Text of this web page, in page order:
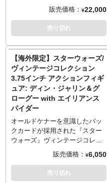
■スマートフォンでご予約の場合
はご予約後に別途内金のご案内
メールをお送りします。
品・キャンセルは一切受付でき
ません。
配信ドラマ『The
MANDALORIAN』から、主人公
の「マンドー」ディン・ジャリ
ンと「ザ・チャイルド」グロー
す。小脇に抱えられたグローグ
ーの手を見ると、マンドーの指
を握ろうとしているようなモー
ション。二人の絆が垣間見れる
ようなバストは、限定となって
います。
※この商品は入荷数の減数など
によりご予約をキャンセル頂く
場合や、分納での入荷となる場
合がございます。
販売価格： ¥22,000
売り切れ
【海外限定】スターウォーズ/
ヴィンテージコレクション
3.75インチ アクションフィギ
ュア: ディン・ジャリン＆グ
ローグー with エイリアンス
パイダー
オールドケナーを意識したバッ
クカードが採用された『スター
ウォーズ』ヴィンテージコレク
ションの3.75インチフィギュ
ア。海外で限定販売されたドラ
マ『マンダロリアン』のシーズ
ン2第2話「乗客」にて、新共和
販売価格： ¥6,050
売り切れ